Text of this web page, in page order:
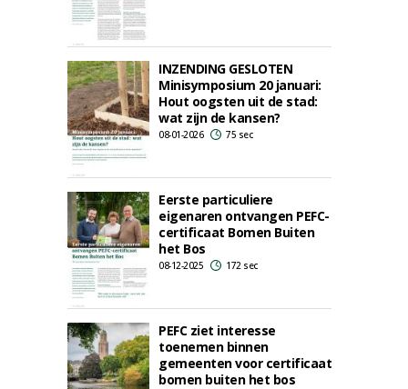
INZENDING GESLOTEN
Minisymposium 20 januari:
Hout oogsten uit de stad:
wat zijn de kansen?
08-01-2026 75 sec
Eerste particuliere
eigenaren ontvangen PEFC-
certificaat Bomen Buiten
het Bos
08-12-2025 172 sec
PEFC ziet interesse
toenemen binnen
gemeenten voor certificaat
bomen buiten het bos